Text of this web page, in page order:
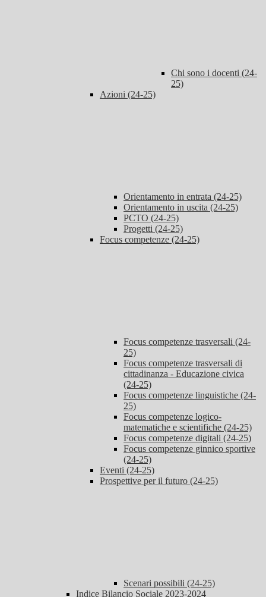
Chi sono i docenti (24-
25)
Azioni (24-25)
Orientamento in entrata (24-25)
Orientamento in uscita (24-25)
PCTO (24-25)
Progetti (24-25)
Focus competenze (24-25)
Focus competenze trasversali (24-
25)
Focus competenze trasversali di
cittadinanza - Educazione civica
(24-25)
Focus competenze linguistiche (24-
25)
Focus competenze logico-
matematiche e scientifiche (24-25)
Focus competenze digitali (24-25)
Focus competenze ginnico sportive
(24-25)
Eventi (24-25)
Prospettive per il futuro (24-25)
Scenari possibili (24-25)
Indice Bilancio Sociale 2023-2024